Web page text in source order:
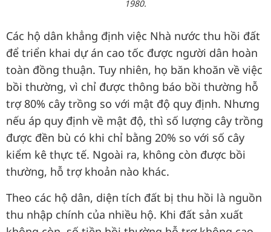
1980.
Các hộ dân khẳng định việc Nhà nước thu hồi đất
để triển khai dự án cao tốc được người dân hoàn
toàn đồng thuận. Tuy nhiên, họ băn khoăn về việc
bồi thường, vì chỉ được thông báo bồi thường hỗ
trợ 80% cây trồng so với mật độ quy định. Nhưng
nếu áp quy định về mật độ, thì số lượng cây trồng
được đền bù có khi chỉ bằng 20% so với số cây
kiểm kê thực tế. Ngoài ra, không còn được bồi
thường, hỗ trợ khoản nào khác.
Theo các hộ dân, diện tích đất bị thu hồi là nguồn
thu nhập chính của nhiều hộ. Khi đất sản xuất